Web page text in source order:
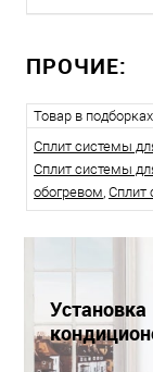
ПРОЧИЕ:
Товар в подборках
Сплит системы
Сплит системы
обогревом, Сплит
Установка
Краснодаре